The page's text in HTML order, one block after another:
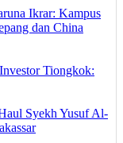
Ikrar: Kampus
dan China
Tiongkok:
Syekh Yusuf Al-